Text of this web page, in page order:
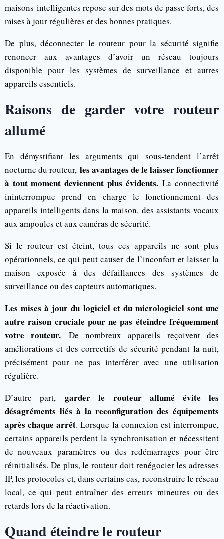
maisons intelligentes repose sur des mots de passe forts, des
mises à jour régulières et des bonnes pratiques.
De plus, déconnecter le routeur pour la sécurité signifie
renoncer aux avantages d’avoir un réseau toujours
disponible pour les systèmes de surveillance et autres
appareils essentiels.
Raisons de garder votre routeur
allumé
En démystifiant les arguments qui sous-tendent l’arrêt
nocturne du routeur, les avantages de le laisser fonctionner
à tout moment deviennent plus évidents.La connectivité
ininterrompue prend en charge le fonctionnement des
appareils intelligents dans la maison, des assistants vocaux
aux ampoules et aux caméras de sécurité.
Si le routeur est éteint, tous ces appareils ne sont plus
opérationnels, ce qui peut causer de l’inconfort et laisser la
maison exposée à des défaillances des systèmes de
surveillance ou des capteurs automatiques.
Les mises à jour du logiciel et du micrologiciel sont une
autre raison cruciale pour ne pas éteindre fréquemment
votre routeur. De nombreux appareils reçoivent des
améliorations et des correctifs de sécurité pendant la nuit,
précisément pour ne pas interférer avec une utilisation
régulière.
D’autre part,garder le routeur allumé évite les
désagréments liés à la reconfiguration des équipements
après chaque arrêt. Lorsque la connexion est interrompue,
certains appareils perdent la synchronisation et nécessitent
de nouveaux paramètres ou des redémarrages pour être
réinitialisés. De plus, le routeur doit renégocier les adresses
IP, les protocoles et, dans certains cas, reconstruire le réseau
local, ce qui peut entraîner des erreurs mineures ou des
retards lors de la réactivation.
Quand éteindre le routeur